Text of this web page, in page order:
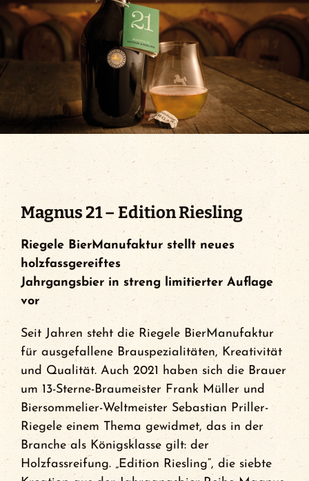
Händlersuche
Newsletter
Kontakt
Ansprechpartner
News
Events
FCA Gewinnspiel
Magnus 21 – Edition Riesling
Riegele BierManufaktur stellt neues
holzfassgereiftes
Jahrgangsbier in streng limitierter Auflage
vor
Seit Jahren steht die Riegele BierManufaktur
für ausgefallene Brauspezialitäten, Kreativität
und Qualität. Auch 2021 haben sich die Brauer
um 13-Sterne-Braumeister Frank Müller und
Biersommelier-Weltmeister Sebastian Priller-
Riegele einem Thema gewidmet, das in der
Branche als Königsklasse gilt: der
Holzfassreifung. „Edition Riesling“, die siebte